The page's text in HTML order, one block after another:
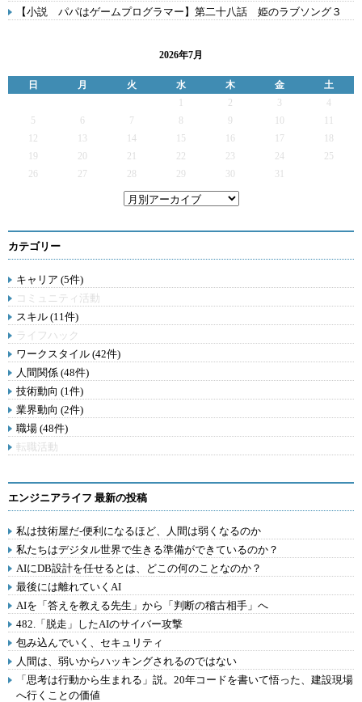
【小説 パパはゲームプログラマー】第二十八話 姫のラブソング３
2026年7月
日 月 火 水 木 金
土
2 3
4
5
6 7 9
12
13 14 15 16 17
19
20 21 22 23 24
25
26
27 28 29 30 31
カテゴリー
キャリア (5件)
コミュニティ活動
スキル (11件)
ライフハック
ワークスタイル (42件)
人間関係 (48件)
技術動向 (1件)
業界動向 (2件)
職場 (48件)
転職活動
エンジニアライフ 最新の投稿
私は技術屋だ-便利になるほど、人間は弱くなるのか
私たちはデジタル世界で生きる準備ができているのか？
AIにDB設計を任せるとは、どこの何のことなのか？
最後には離れていくAI
AIを「答えを教える先生」から「判断の稽古相手」へ
482.「脱走」したAIのサイバー攻撃
包み込んでいく、セキュリティ
人間は、弱いからハッキングされるのではない
「思考は行動から生まれる」説。20年コードを書いて悟った、建設現場
へ行くことの価値